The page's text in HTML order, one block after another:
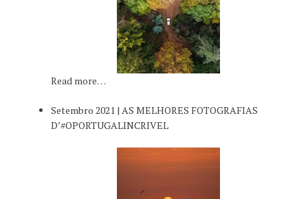
Read more…
Setembro 2021 | AS MELHORES FOTOGRAFIAS
D’#OPORTUGALINCRIVEL